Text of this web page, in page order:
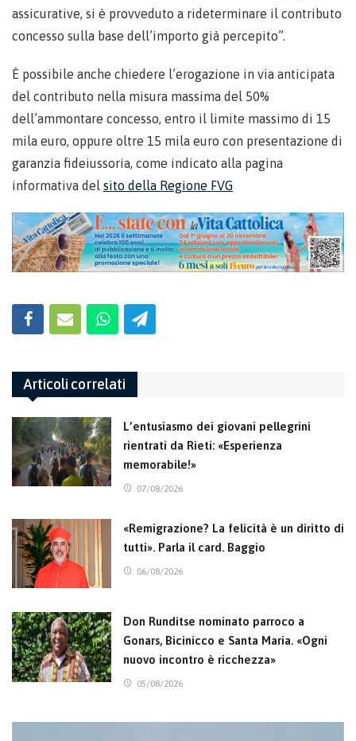
assicurative, si è provveduto a rideterminare il contributo
concesso sulla base dell’importo già percepito”.
È possibile anche chiedere l’erogazione in via anticipata
del contributo nella misura massima del 50%
dell’ammontare concesso, entro il limite massimo di 15
mila euro, oppure oltre 15 mila euro con presentazione di
garanzia fideiussoria, come indicato alla pagina
informativa del sito della Regione FVG
Articoli correlati
L’entusiasmo dei giovani pellegrini
rientrati da Rieti: «Esperienza
memorabile!»
07/08/2026
«Remigrazione? La felicità è un diritto di
tutti». Parla il card. Baggio
06/08/2026
Don Runditse nominato parroco a
Gonars, Bicinicco e Santa Maria. «Ogni
nuovo incontro è ricchezza»
05/08/2026